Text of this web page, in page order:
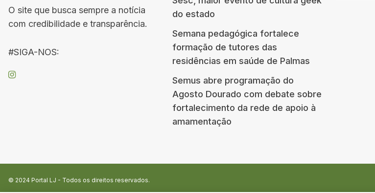
O site que busca sempre a notícia
com credibilidade e transparência.
#SIGA-NOS:
do estado
Semana pedagógica fortalece
formação de tutores das
residências em saúde de Palmas
Semus abre programação do
Agosto Dourado com debate sobre
fortalecimento da rede de apoio à
amamentação
© 2024 Portal LJ - Todos os direitos reservados.